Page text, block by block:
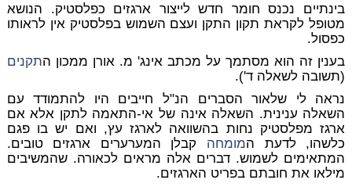
בינתיים נכנס חומר חדש לייצור ארגזים כפלסטיק. הנושא
מטופל לקראת תקון התקן ועצם השמוש בפלסטיק אין לראותו
כפסול.
בענין זה הוא מסתמך על מכתב אינג' מ. אורן ממכון התקנים
(תשובה לשאלה ד').
נראה לי שלאור הסברים הנ"ל חייבים היו להתמודד עם
השאלה ענינית. השאלה אינה של אי-התאמה לתקן אלא אם
ארגז מפלסטיק נחות בהשוואה לארגז עץ, ואם יש בו פגם
כלשהו, לדעת המומחה קבלן המערערים ארגזים טובים.
המתאימים לשמוש. דברים אלה מראים לכאורה. שהמשיבים
מילאו את חובתם בפריט הארגזים.